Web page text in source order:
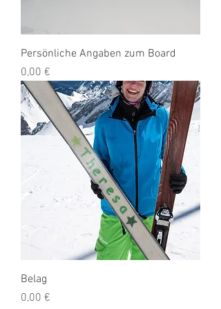
Persönliche Angaben zum Board
Preis
0,00 €
Belag
Preis
0,00 €